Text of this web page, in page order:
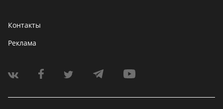
Контакты
Реклама